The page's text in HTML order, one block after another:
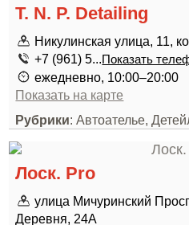
T. N. P. Detailing
Никулинская улица, 11,
+7 (961) 5...Показать
ежедневно, 10:00–20:00
Показать на карте
Рубрики: Автоателье,
Лоск. Pro
улица Мичуринский
Деревня, 24А